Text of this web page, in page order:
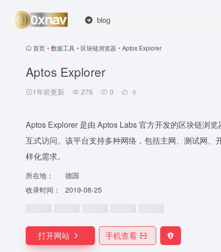
blog
首页 • 数据工具 • 区块链浏览器 • Aptos Explorer
Aptos Explorer
1年前更新 276 0 0
Aptos Explorer 是由 Aptos Labs 官方开发的区块链浏
互式访问。该平台支持多种网络，包括主网、测试网
样化需求。
所在地：
德国
收录时间：
2019-08-25
打开网站 手机查看